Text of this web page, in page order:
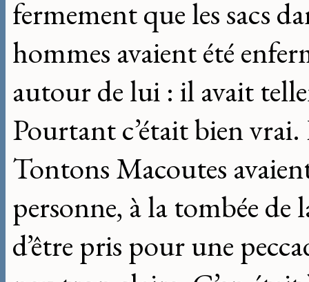
fermement que les sacs
hommes avaient été
autour de lui : il avait
Pourtant c’était bien
Tontons Macoutes
personne, à la tombée de
d’être pris pour une